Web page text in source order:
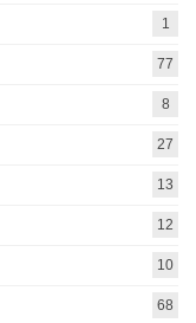
1
77
8
27
13
12
10
68